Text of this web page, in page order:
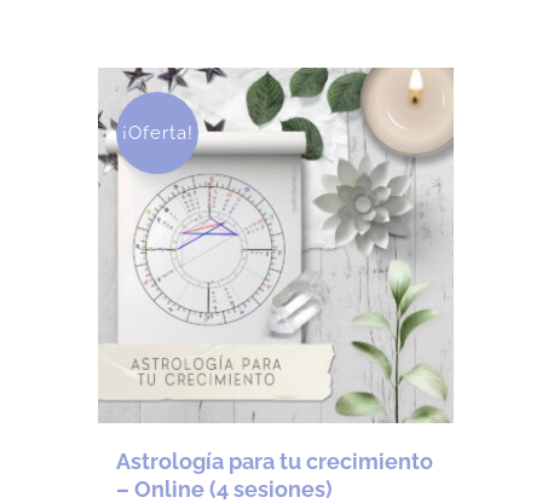
¡Oferta!
Astrología para tu crecimiento
– Online (4 sesiones)